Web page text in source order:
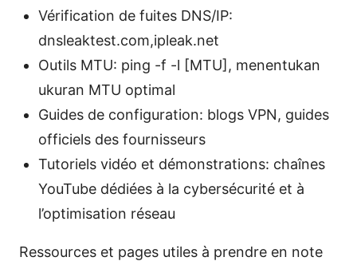
Vérification de fuites DNS/IP:
dnsleaktest.com,ipleak.net
Outils MTU: ping -f -l [MTU], menentukan
ukuran MTU optimal
Guides de configuration: blogs VPN, guides
officiels des fournisseurs
Tutoriels vidéo et démonstrations: chaînes
YouTube dédiées à la cybersécurité et à
l’optimisation réseau
Ressources et pages utiles à prendre en note